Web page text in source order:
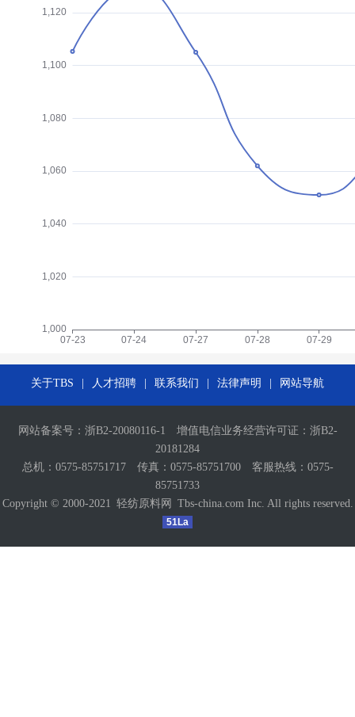
关于TBS 人才招聘 联系我们 法律声明 网站导航
网站备案号： 浙B2-20080116-1 增值电信业务经营许可证： 浙B2-
20181284
总机：0575-85751717 传真：0575-85751700 客服热线：0575-
85751733
Copyright © 2000-2021 轻纺原料网 Tbs-china.com Inc. All rights reserved.
51La